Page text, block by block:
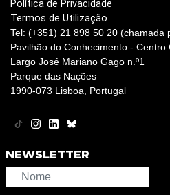
Política de Privacidade
Termos de Utilização
Tel: (+351) 21 898 50 20 (chamada
Pavilhão do Conhecimento - Centro
Largo José Mariano Gago n.º1
Parque das Nações
1990-073 Lisboa, Portugal
NEWSLETTER